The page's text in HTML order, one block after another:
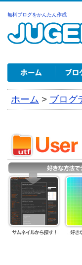
無料ブログをかんたん作成
ホーム > ブログ